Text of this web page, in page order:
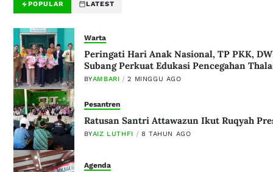
POPULAR LATEST
Warta
Peringati Hari Anak Nasional, TP PKK,
Subang Perkuat Edukasi Pencegahan
BYAMBARI 2 MINGGU AGO
Pesantren
Ratusan Santri Attawazun Ikut Ruqyah
BYAIZ LUTHFI 8 TAHUN AGO
Agenda